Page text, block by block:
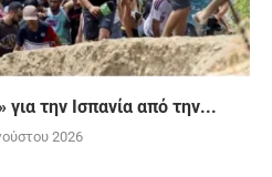
για την Ισπανία από την...
2026